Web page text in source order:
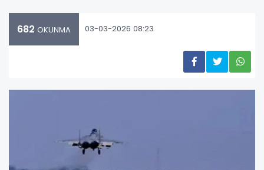
682 OKUNMA 03-03-2026 08:23